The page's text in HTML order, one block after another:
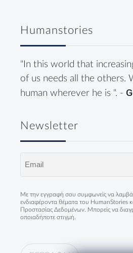
Humanstories
"In this world that
of us needs all the others.
human wherever he is ". -
Newsletter
Με την εγγραφή σου συμφωνείς να
ενδιαφέροντα θέματα του HumanStories
Προστασίας Δεδομένων. Μπορείς να
οποιαδήποτε στιγμή.